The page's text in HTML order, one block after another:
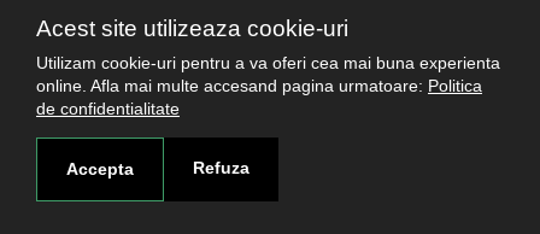
Acest site utilizeaza cookie-uri
Utilizam cookie-uri pentru a va oferi cea mai buna experienta
online. Afla mai multe accesand pagina urmatoare: Politica
de confidentialitate
Accepta Refuza
Covid-19
Str. Petru Rareş nr.2, Craiova, 200349
Abonează-te la newsletter!
The Human
Resources